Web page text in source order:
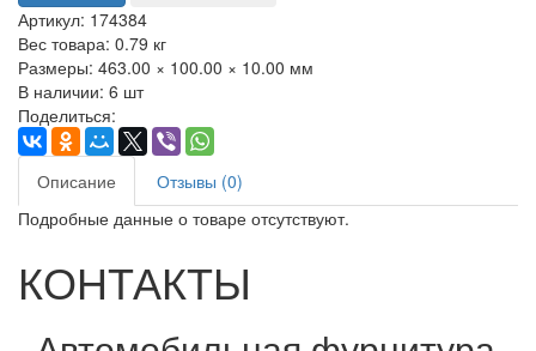
Артикул: 174384
Вес товара: 0.79 кг
Размеры: 463.00 × 100.00 × 10.00 мм
В наличии: 6 шт
Поделиться:
Описание
Отзывы (0)
Подробные данные о товаре отсутствуют.
КОНТАКТЫ